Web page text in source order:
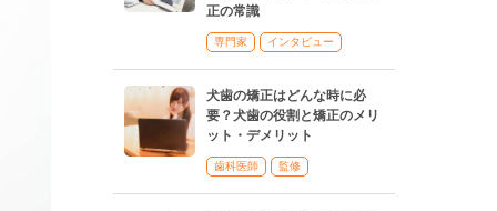
正の常識
専門家 インタビュー
犬歯の矯正はどんな時に必
要？犬歯の役割と矯正のメリ
ット・デメリット
歯科医師 監修